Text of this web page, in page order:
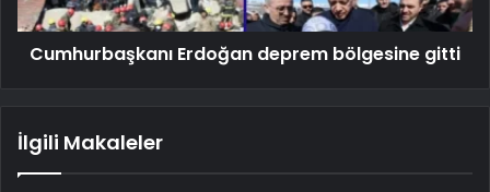
Cumhurbaşkanı Erdoğan deprem bölgesine gitti
İlgili Makaleler